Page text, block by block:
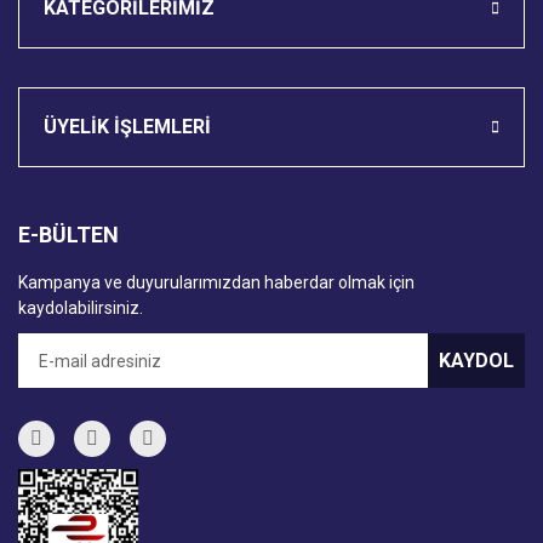
KATEGORİLERİMİZ
ÜYELİK İŞLEMLERİ
E-BÜLTEN
Kampanya ve duyurularımızdan haberdar olmak için
kaydolabilirsiniz.
KAYDOL